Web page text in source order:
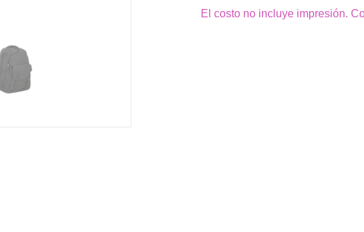
El costo no incluye impresión.